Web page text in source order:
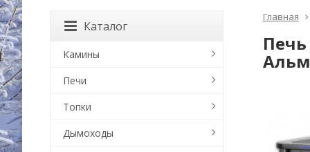
Главная
Каталог
Камины
Печи
Топки
Дымоходы